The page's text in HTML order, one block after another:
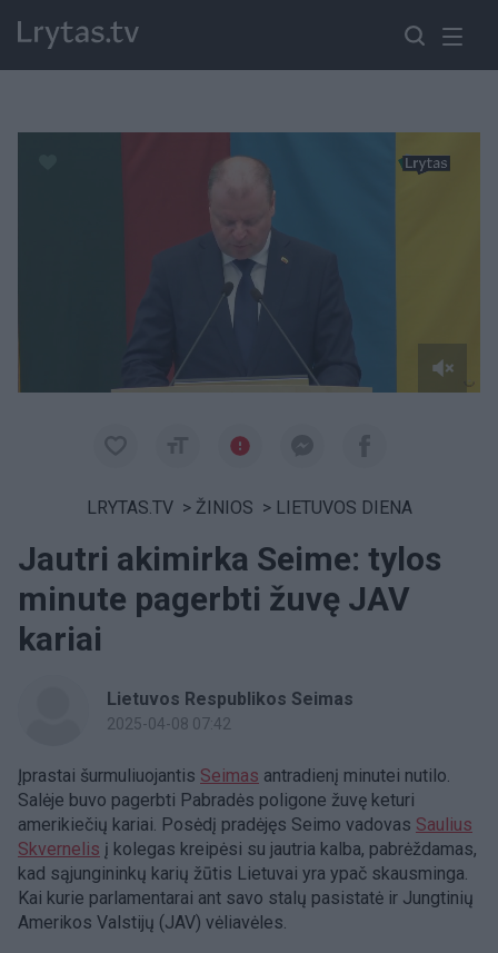
LRYTAS.TV > ŽINIOS > LIETUVOS DIENA
Jautri akimirka Seime: tylos
minute pagerbti žuvę JAV
kariai
Lietuvos Respublikos Seimas
2025-04-08 07:42
Įprastai šurmuliuojantis Seimas antradienį minutei nutilo.
Salėje buvo pagerbti Pabradės poligone žuvę keturi
amerikiečių kariai. Posėdį pradėjęs Seimo vadovas Saulius
Skvernelis į kolegas kreipėsi su jautria kalba, pabrėždamas,
kad sąjungininkų karių žūtis Lietuvai yra ypač skausminga.
Kai kurie parlamentarai ant savo stalų pasistatė ir Jungtinių
Amerikos Valstijų (JAV) vėliavėles.